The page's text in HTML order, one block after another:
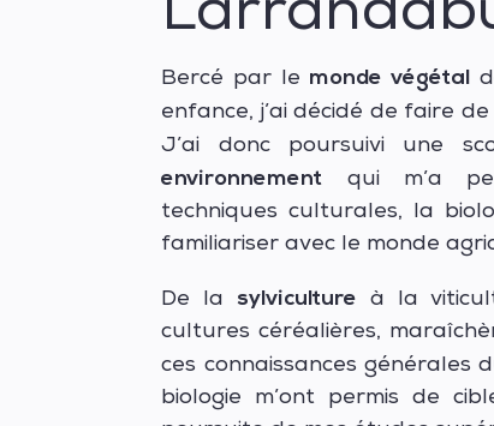
Bercé par le monde végétal
enfance, j’ai décidé de faire
J’ai donc poursuivi une
environnement qui m’a
techniques culturales, la
familiariser avec le monde
De la sylviculture à la
cultures céréalières,
ces connaissances générales
biologie m’ont permis de